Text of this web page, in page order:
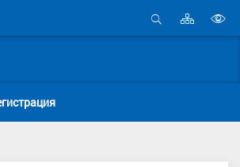
Открыть
Карта
сайта